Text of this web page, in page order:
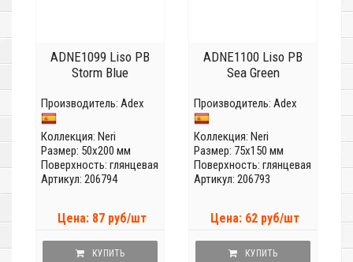
ADNE1099 Liso PB
Storm Blue
Производитель: Adex
Коллекция: Neri
Размер: 50x200 мм
Поверхность: глянцевая
Артикул: 206794
Цена: 87 руб/шт
КУПИТЬ
ADNE1100 Liso PB
Sea Green
Производитель: Adex
Коллекция: Neri
Размер: 75x150 мм
Поверхность: глянцевая
Артикул: 206793
Цена: 62 руб/шт
КУПИТЬ